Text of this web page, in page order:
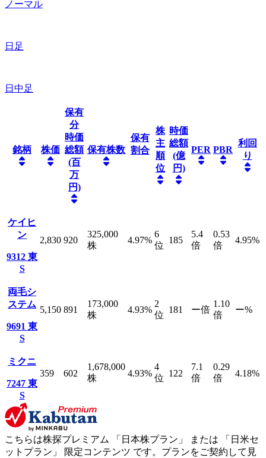
ノーマル
日足
日中足
銘柄 株価
保有
分
時価
総額
(百
万
円)
保有株数
保有
割合
株
主
順
位
時価
総額
(億
円)
PER PBR
利回
り
ケイヒ
ン
9312 東
S
2,830 920
325,000
株
4.97%
6
位
185
5.4
倍
0.53
倍
4.95%
両毛シ
ステム
9691 東
S
5,150 891
173,000
株
4.93%
2
位
181 ー倍
1.10
倍
ー%
ミクニ
7247 東
S
359 602
1,678,000
株
4.93%
4
位 122
7.1
倍
0.29
倍
4.18%
こちらは株探プレミアム 「 日本株プラン 」 または 「 日米セ
ットプラン 」 限定コンテンツ です。プランをご契約して見